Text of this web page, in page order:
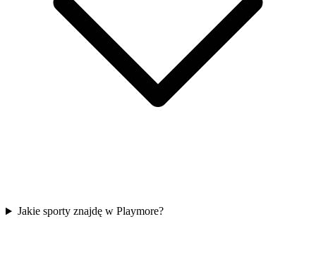
Jakie sporty znajdę w Playmore?